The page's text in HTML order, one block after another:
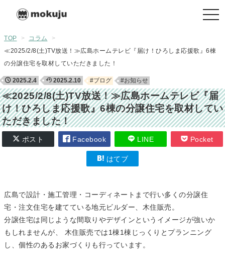
TOP > コラム >
≪2025/2/8(土)TV放送！≫広島ホームテレビ『届け！ひろしま応援歌』6棟
の分譲住宅を取材していただきました！
2025.2.4 2025.2.10 #ブログ #お知らせ
≪2025/2/8(土)TV放送！≫広島ホームテレビ『届
け！ひろしま応援歌』6棟の分譲住宅を取材してい
ただきました！
ポスト Facebook LINE Pocket
はてブ
広島で設計・施工管理・コーディネートまで行い多くの分譲住
宅・注文住宅を建てている地元ビルダー、木住販売。
分譲住宅は同じような間取りやデザインというイメージが強いか
もしれませんが、 木住販売では1棟1棟じっくりとプランニング
し、個性のあるお家づくりも行っています。